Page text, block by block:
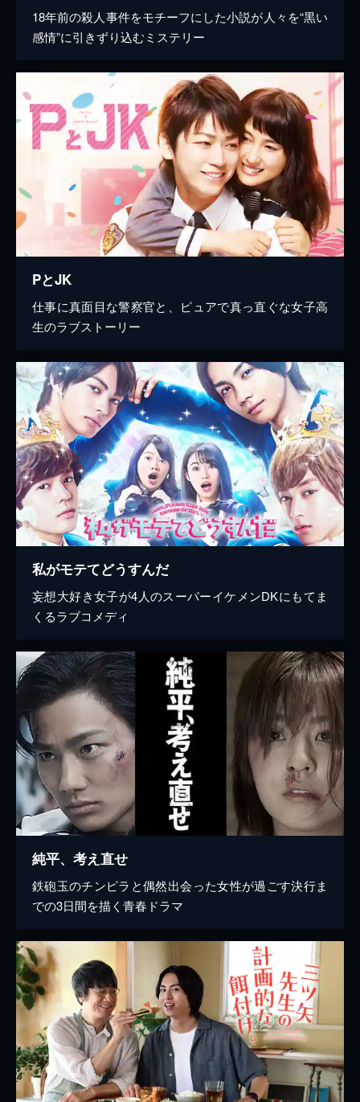
18年前の殺人事件をモチーフにした小説が人々を“黒い
感情”に引きずり込むミステリー
PとJK
仕事に真面目な警察官と、ピュアで真っ直ぐな女子高
生のラブストーリー
私がモテてどうすんだ
妄想大好き女子が4人のスーパーイケメンDKにもてま
くるラブコメディ
純平、考え直せ
鉄砲玉のチンピラと偶然出会った女性が過ごす決行ま
での3日間を描く青春ドラマ